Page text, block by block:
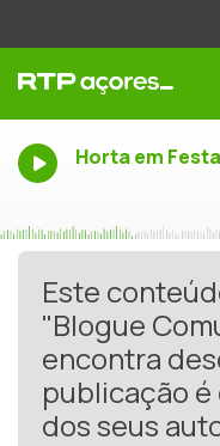
Horta em Festa
Este
"Blogue
encontra
publicação
dos seus